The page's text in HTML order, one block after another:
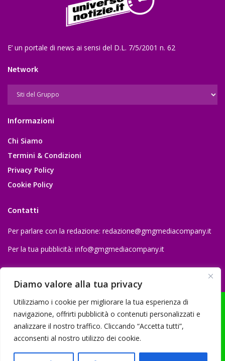
Diamo valore alla tua privacy
Utilizziamo i cookie per migliorare la tua esperienza di
navigazione, offrirti pubblicità o contenuti personalizzati e
analizzare il nostro traffico. Cliccando “Accetta tutti”,
acconsenti al nostro utilizzo dei cookie.
E’ un portale di news ai sensi del D.L. 7/5/2001 n. 62
Network
Informazioni
Chi Siamo
Termini & Condizioni
Privacy Policy
Cookie Policy
Contatti
Per parlare con la redazione: redazione@gmgmediacompany.it
Per la tua pubblicità: info@gmgmediacompany.it
03234710642 | C.F: MSSGLC89D15L483O | REA: AV - 313130 | Domicilio